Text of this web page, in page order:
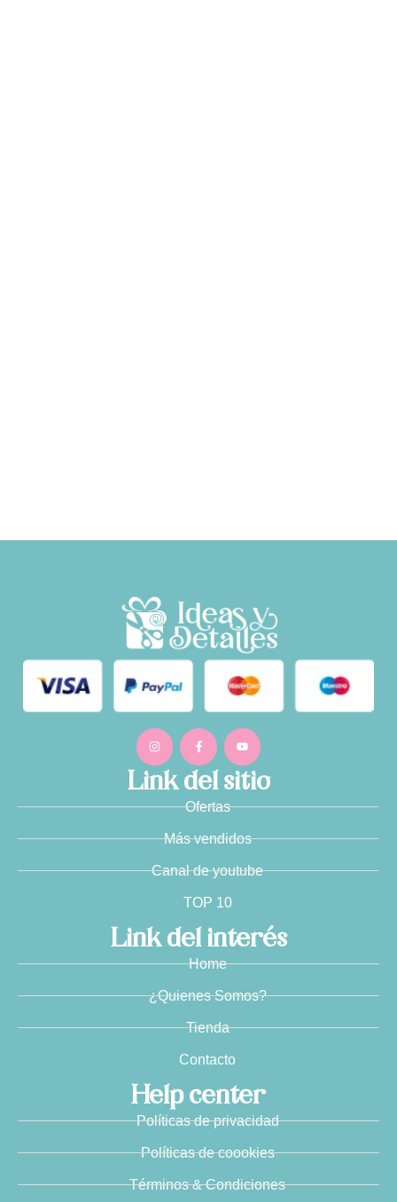
Link del sitio
Ofertas
Más vendidos
Canal de youtube
TOP 10
Link del interés
Home
¿Quienes Somos?
Tienda
Contacto
Help center
Políticas de privacidad
Políticas de coookies
Términos & Condiciones